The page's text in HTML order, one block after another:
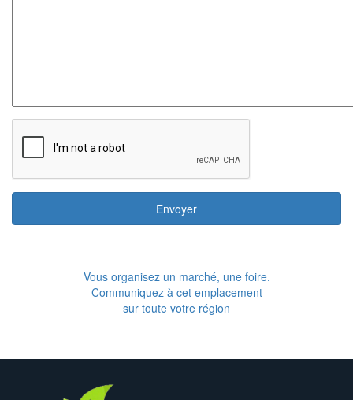
Envoyer
Vous organisez un marché, une foire.
Communiquez à cet emplacement
sur toute votre région